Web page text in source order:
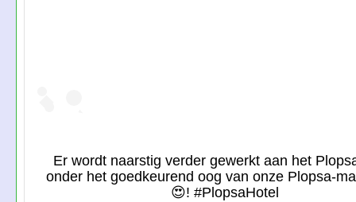
Er wordt naarstig verder gewerkt aan het
onder het goedkeurend oog van onze Plopsa-
😍! #PlopsaHotel